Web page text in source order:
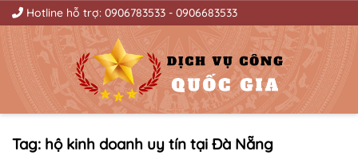
Hotline hỗ trợ: 0906783533 - 0906683533
Tag: hộ kinh doanh uy tín tại Đà Nẵng